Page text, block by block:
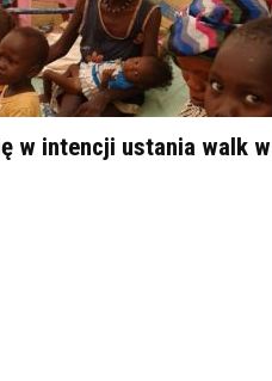
w intencji ustania walk w